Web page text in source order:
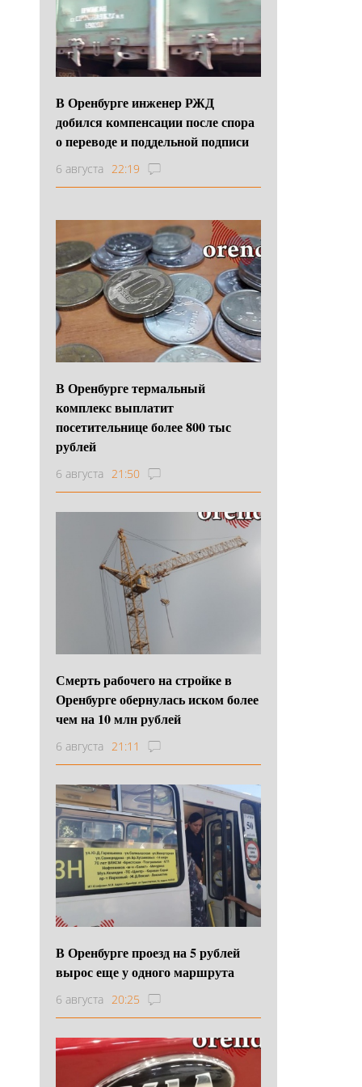
В Оренбурге инженер РЖД
добился компенсации после спора
о переводе и поддельной подписи
6 августа 22:19
В Оренбурге термальный
комплекс выплатит
посетительнице более 800 тыс
рублей
6 августа 21:50
Смерть рабочего на стройке в
Оренбурге обернулась иском более
чем на 10 млн рублей
6 августа 21:11
В Оренбурге проезд на 5 рублей
вырос еще у одного маршрута
6 августа 20:25